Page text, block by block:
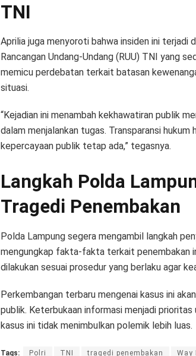
TNI
Aprilia juga menyoroti bahwa insiden ini terjadi
Rancangan Undang-Undang (RUU) TNI yang
memicu perdebatan terkait batasan
situasi.
“Kejadian ini menambah kekhawatiran publik
dalam menjalankan tugas. Transparansi hukum
kepercayaan publik tetap ada,” tegasnya.
Langkah Polda
Tragedi Penembakan
Polda Lampung segera mengambil langkah
mengungkap fakta-fakta terkait penembakan
dilakukan sesuai prosedur yang berlaku agar
Perkembangan terbaru mengenai kasus ini
publik. Keterbukaan informasi menjadi prioritas
kasus ini tidak menimbulkan polemik lebih luas.
Tags: Polri TNI tragedi penembakan Way